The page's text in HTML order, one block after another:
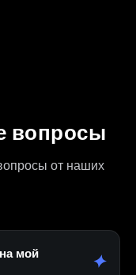
вопросы
от наших
мой
✦